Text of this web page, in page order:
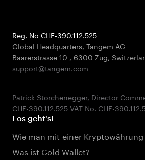
Reg. No CHE-390.112.525
Global Headquarters, Tangem AG
Baarerstrasse 10 , 6300 Zug,
support@tangem.com
Patrick Storchenegger, Director
Los geht's!
Wie man mit einer
Was ist Cold Wallet?